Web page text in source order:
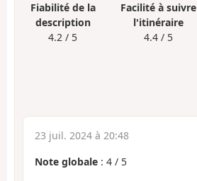
Fiabilité de la
description
4.2 / 5
Facilité à suivre
l'itinéraire
4.4 / 5
23 juil. 2024 à 20:48
Note globale : 4 / 5